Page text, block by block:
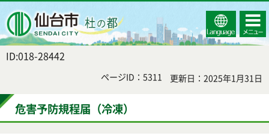
Select
Language
コンテ
ンツメ
ニュー
ID:018-28442
ページID：5311 更新日：2025年1月31日
危害予防規程届（冷凍）